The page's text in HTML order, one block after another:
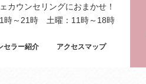
カウンセリングにおまかせ！
時～21時 土曜：11時～18時
セラー紹介 アクセスマップ